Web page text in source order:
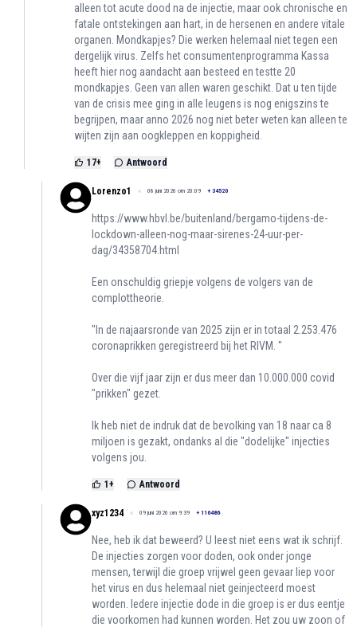
alleen tot acute dood na de injectie, maar ook chronische en
fatale ontstekingen aan hart, in de hersenen en andere vitale
organen. Mondkapjes? Die werken helemaal niet tegen een
dergelijk virus. Zelfs het consumentenprogramma Kassa
heeft hier nog aandacht aan besteed en testte 20
mondkapjes. Geen van allen waren geschikt. Dat u ten tijde
van de crisis mee ging in alle leugens is nog enigszins te
begrijpen, maar anno 2026 nog niet beter weten kan alleen te
wijten zijn aan oogkleppen en koppigheid.
17+ Antwoord
Lorenzo1 08 juni 2026 om 20:09 + 34520
https://www.hbvl.be/buitenland/bergamo-tijdens-de-
lockdown-alleen-nog-maar-sirenes-24-uur-per-
dag/34358704.html
Een onschuldig griepje volgens de volgers van de
complottheorie.
"In de najaarsronde van 2025 zijn er in totaal 2.253.476
coronaprikken geregistreerd bij het RIVM. "
Over die vijf jaar zijn er dus meer dan 10.000.000 covid
"prikken" gezet.
Ik heb niet de indruk dat de bevolking van 18 naar ca 8
miljoen is gezakt, ondanks al die "dodelijke" injecties
volgens jou.
1+ Antwoord
xyz1234 09 juni 2026 om 9:39 + 116486
Nee, heb ik dat beweerd? U leest niet eens wat ik schrijf.
De injecties zorgen voor doden, ook onder jonge
mensen, terwijl die groep vrijwel geen gevaar liep voor
het virus en dus helemaal niet geinjecteerd moest
worden. Iedere injectie dode in die groep is er dus eentje
die voorkomen had kunnen worden. Het zou uw zoon of